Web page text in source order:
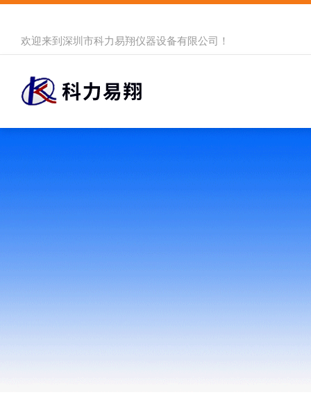
欢迎来到 深圳市科力易翔仪器设备有限公司 ！